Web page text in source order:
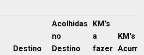
Destino
Acolhidas
no
Destino
KM's
a
fazer
KM's
Acum